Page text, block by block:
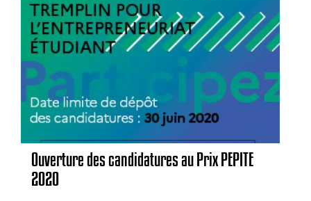
Ouverture des candidatures au Prix PEPITE
2020